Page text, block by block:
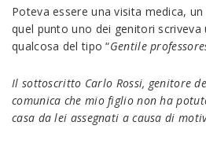
Poteva essere una visita medica,
quel punto uno dei genitori scriveva
qualcosa del tipo “Gentile
Il sottoscritto Carlo Rossi, genitore
comunica che mio figlio non ha
casa da lei assegnati a